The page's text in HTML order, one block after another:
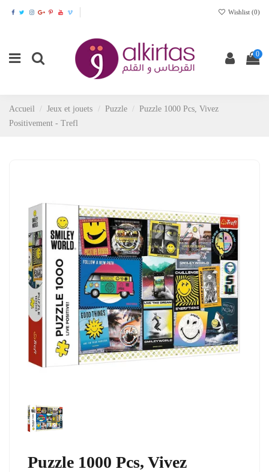
Wishlist (0)
0
Accueil Jeux et jouets Puzzle
Puzzle 1000 Pcs, Vivez
Positivement - Trefl
Puzzle 1000 Pcs, Vivez